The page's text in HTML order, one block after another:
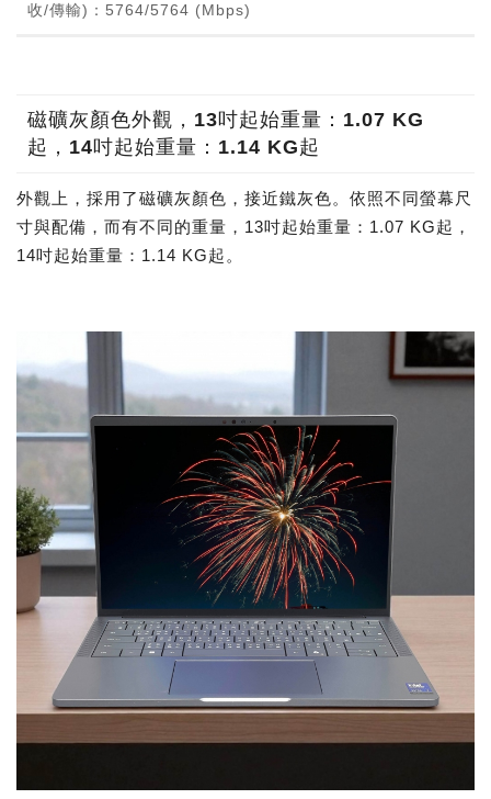
收/傳輸)：5764/5764 (Mbps)
磁礦灰顏色外觀，13吋起始重量：1.07 KG
起，14吋起始重量：1.14 KG起
外觀上，採用了磁礦灰顏色，接近鐵灰色。依照不同螢幕尺
寸與配備，而有不同的重量，13吋起始重量：1.07 KG起，
14吋起始重量：1.14 KG起。